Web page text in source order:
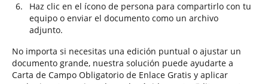
Haz clic en el ícono de persona para compartirlo con tu
equipo o enviar el documento como un archivo
adjunto.
No importa si necesitas una edición puntual o ajustar un
documento grande, nuestra solución puede ayudarte a
Carta de Campo Obligatorio de Enlace Gratis y aplicar